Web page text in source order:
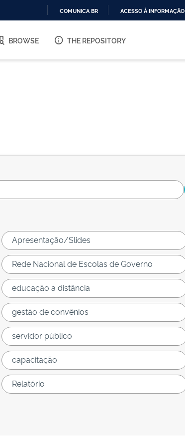
O
COMUNICA BR ACESSO À INFORMAÇÃO
BROWSE THE REPOSITORY